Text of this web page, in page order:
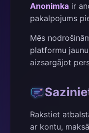
Anonimka ir
pakalpojums
Mēs
platformu
aizsargājot
Rakstiet
ar kontu,